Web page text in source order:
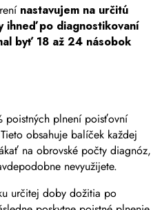
nastavujem na určitú
ihneď po diagnostikovaní
byť 18 až 24 násobok
poistných plnení poisťovní
obsahuje balíček každej
na obrovské počty diagnóz,
nevyužijete.
určitej doby dožitia po